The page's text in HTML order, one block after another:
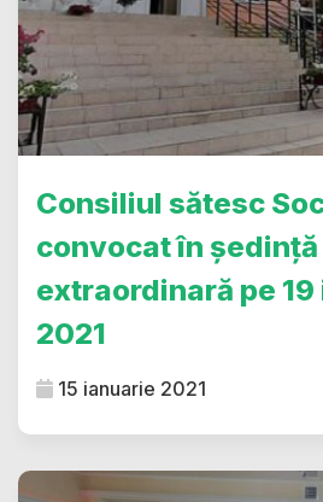
Consiliul sătesc
convocat în ședință
extraordinară pe
2021
15 ianuarie 2021